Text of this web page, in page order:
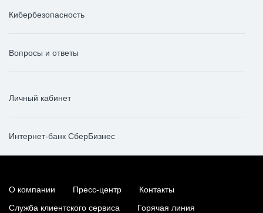
Кибербезопасность
Вопросы и ответы
Личный кабинет
Интернет-банк СберБизнес
О компании Пресс-центр
Контакты
Служба клиентского сервиса
Горячая линия